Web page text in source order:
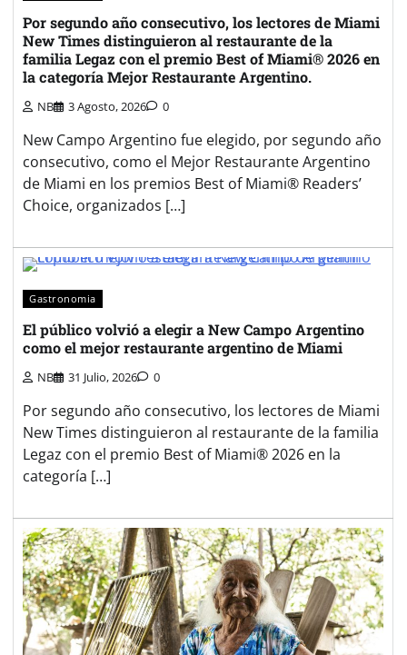
Por segundo año consecutivo, los lectores de Miami
New Times distinguieron al restaurante de la
familia Legaz con el premio Best of Miami® 2026 en
la categoría Mejor Restaurante Argentino.
NB 3 Agosto, 2026 0
New Campo Argentino fue elegido, por segundo año
consecutivo, como el Mejor Restaurante Argentino
de Miami en los premios Best of Miami® Readers’
Choice, organizados […]
Gastronomia
El público volvió a elegir a New Campo Argentino
como el mejor restaurante argentino de Miami
NB 31 Julio, 2026 0
Por segundo año consecutivo, los lectores de Miami
New Times distinguieron al restaurante de la familia
Legaz con el premio Best of Miami® 2026 en la
categoría […]